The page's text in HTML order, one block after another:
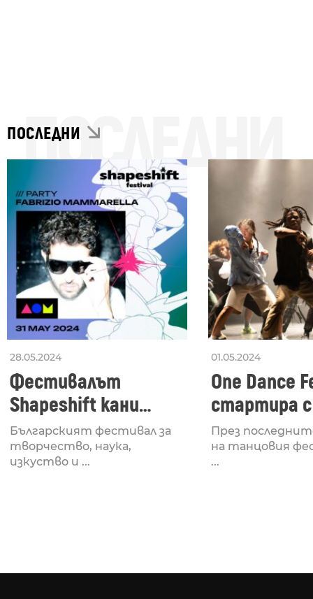
ПОСЛЕДНИ
ПОСЛЕДНИ
28.05.2024
Фестивалът
Shapeshift кани
Fabrizio Mammarella
за откриването си
Българският фестивал за
творчество, наука,
изкуство и ...
01.05.2024
One Dance
стартира
Lucid,
рейв
През
на танцовия
...